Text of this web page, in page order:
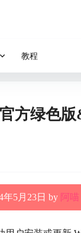
教程
方绿色
年5月23日 by 阿喵